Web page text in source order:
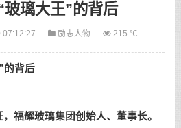
玻璃大王”的背后
07:12:27 励志人物 215 ℃
的背后
，福耀玻璃集团创始人、董事长。